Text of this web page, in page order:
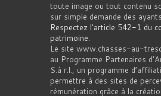
toute image ou tout contenu
sur simple demande des
Respectez l'article 542-1 du
patrimoine.
Le site www.chasses-au-
au Programme Partenaires
S.à r.l., un programme
permettre à des sites de
rémunération grâce à la